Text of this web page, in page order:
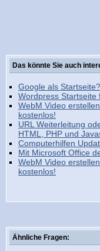
Das könnte Sie auch
Google als
Wordpress Startseite
WebM Video
kostenlos!
URL Weiterleitung
HTML, PHP und
Computerhilfen
Mit Microsoft Office
WebM Video
kostenlos!
Ähnliche Fragen: